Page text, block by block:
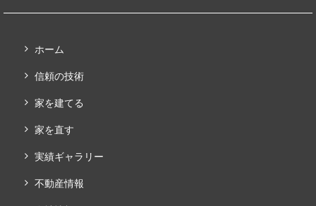
ホーム
信頼の技術
家を建てる
家を直す
実績ギャラリー
不動産情報